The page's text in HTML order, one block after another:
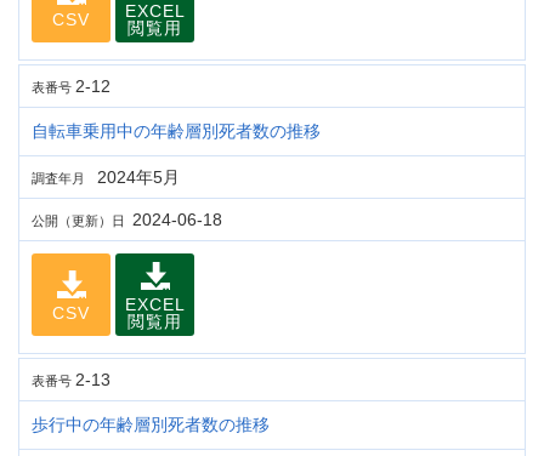
CSV
EXCEL
閲覧用
表番号 2-12
自転車乗用中の年齢層別死者数の推移
調査年月 2024年5月
公開（更新）日 2024-06-18
CSV
EXCEL
閲覧用
表番号 2-13
歩行中の年齢層別死者数の推移